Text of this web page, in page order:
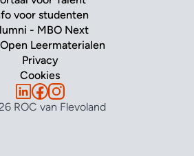
voor studenten
- MBO Next
Leermaterialen
Privacy
Cookies
ROC van Flevoland